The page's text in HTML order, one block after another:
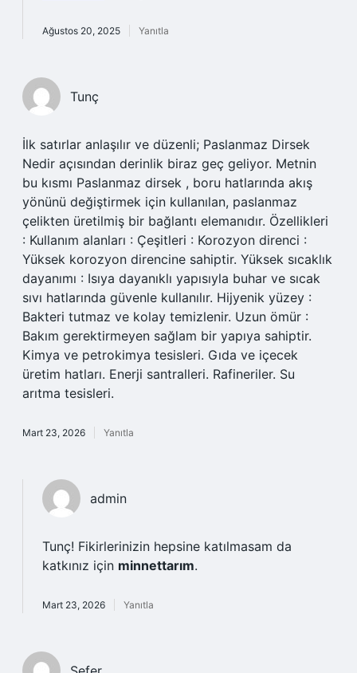
Ağustos 20, 2025 Yanıtla
Tunç
İlk satırlar anlaşılır ve düzenli; Paslanmaz Dirsek
Nedir açısından derinlik biraz geç geliyor. Metnin
bu kısmı Paslanmaz dirsek , boru hatlarında akış
yönünü değiştirmek için kullanılan, paslanmaz
çelikten üretilmiş bir bağlantı elemanıdır. Özellikleri
: Kullanım alanları : Çeşitleri : Korozyon direnci :
Yüksek korozyon direncine sahiptir. Yüksek sıcaklık
dayanımı : Isıya dayanıklı yapısıyla buhar ve sıcak
sıvı hatlarında güvenle kullanılır. Hijyenik yüzey :
Bakteri tutmaz ve kolay temizlenir. Uzun ömür :
Bakım gerektirmeyen sağlam bir yapıya sahiptir.
Kimya ve petrokimya tesisleri. Gıda ve içecek
üretim hatları. Enerji santralleri. Rafineriler. Su
arıtma tesisleri.
Mart 23, 2026 Yanıtla
admin
Tunç! Fikirlerinizin hepsine katılmasam da
katkınız için minnettarım.
Mart 23, 2026 Yanıtla